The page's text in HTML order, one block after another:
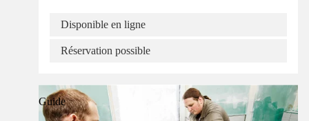
Disponible en ligne
Réservation possible
Guide